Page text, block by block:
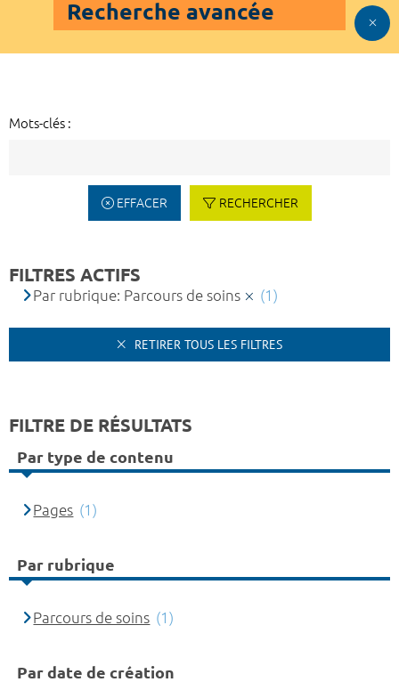
Recherche avancée
Mots-clés :
EFFACER RECHERCHER
FILTRES ACTIFS
Par rubrique: Parcours de soins (1)
RETIRER TOUS LES FILTRES
FILTRE DE RÉSULTATS
Par type de contenu
Pages (1)
Par rubrique
Parcours de soins (1)
Par date de création